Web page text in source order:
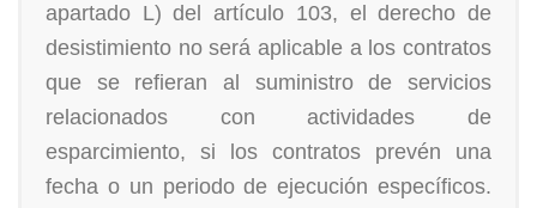
apartado L) del artículo 103, el derecho de
desistimiento no será aplicable a los contratos
que se refieran al suministro de servicios
relacionados con actividades de
esparcimiento, si los contratos prevén una
fecha o un periodo de ejecución específicos.